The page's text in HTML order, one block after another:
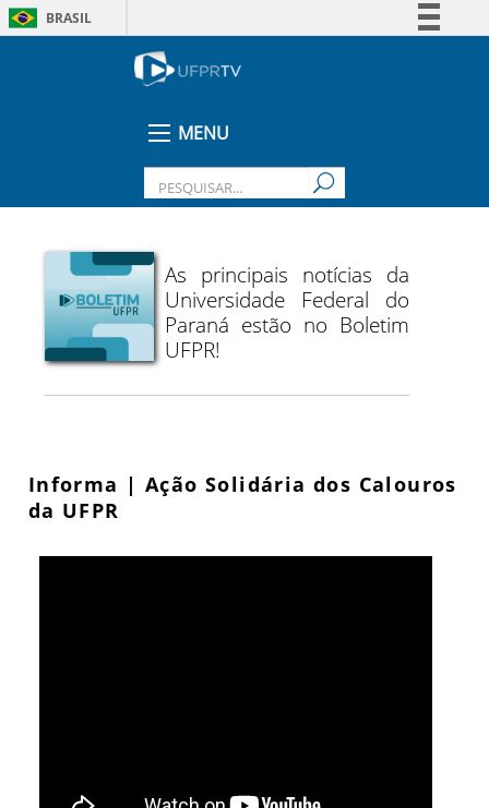
BRASIL
Legislação
MENU
As principais notícias da
Universidade Federal do
Paraná estão no Boletim
UFPR!
Informa | Ação Solidária dos Calouros
da UFPR